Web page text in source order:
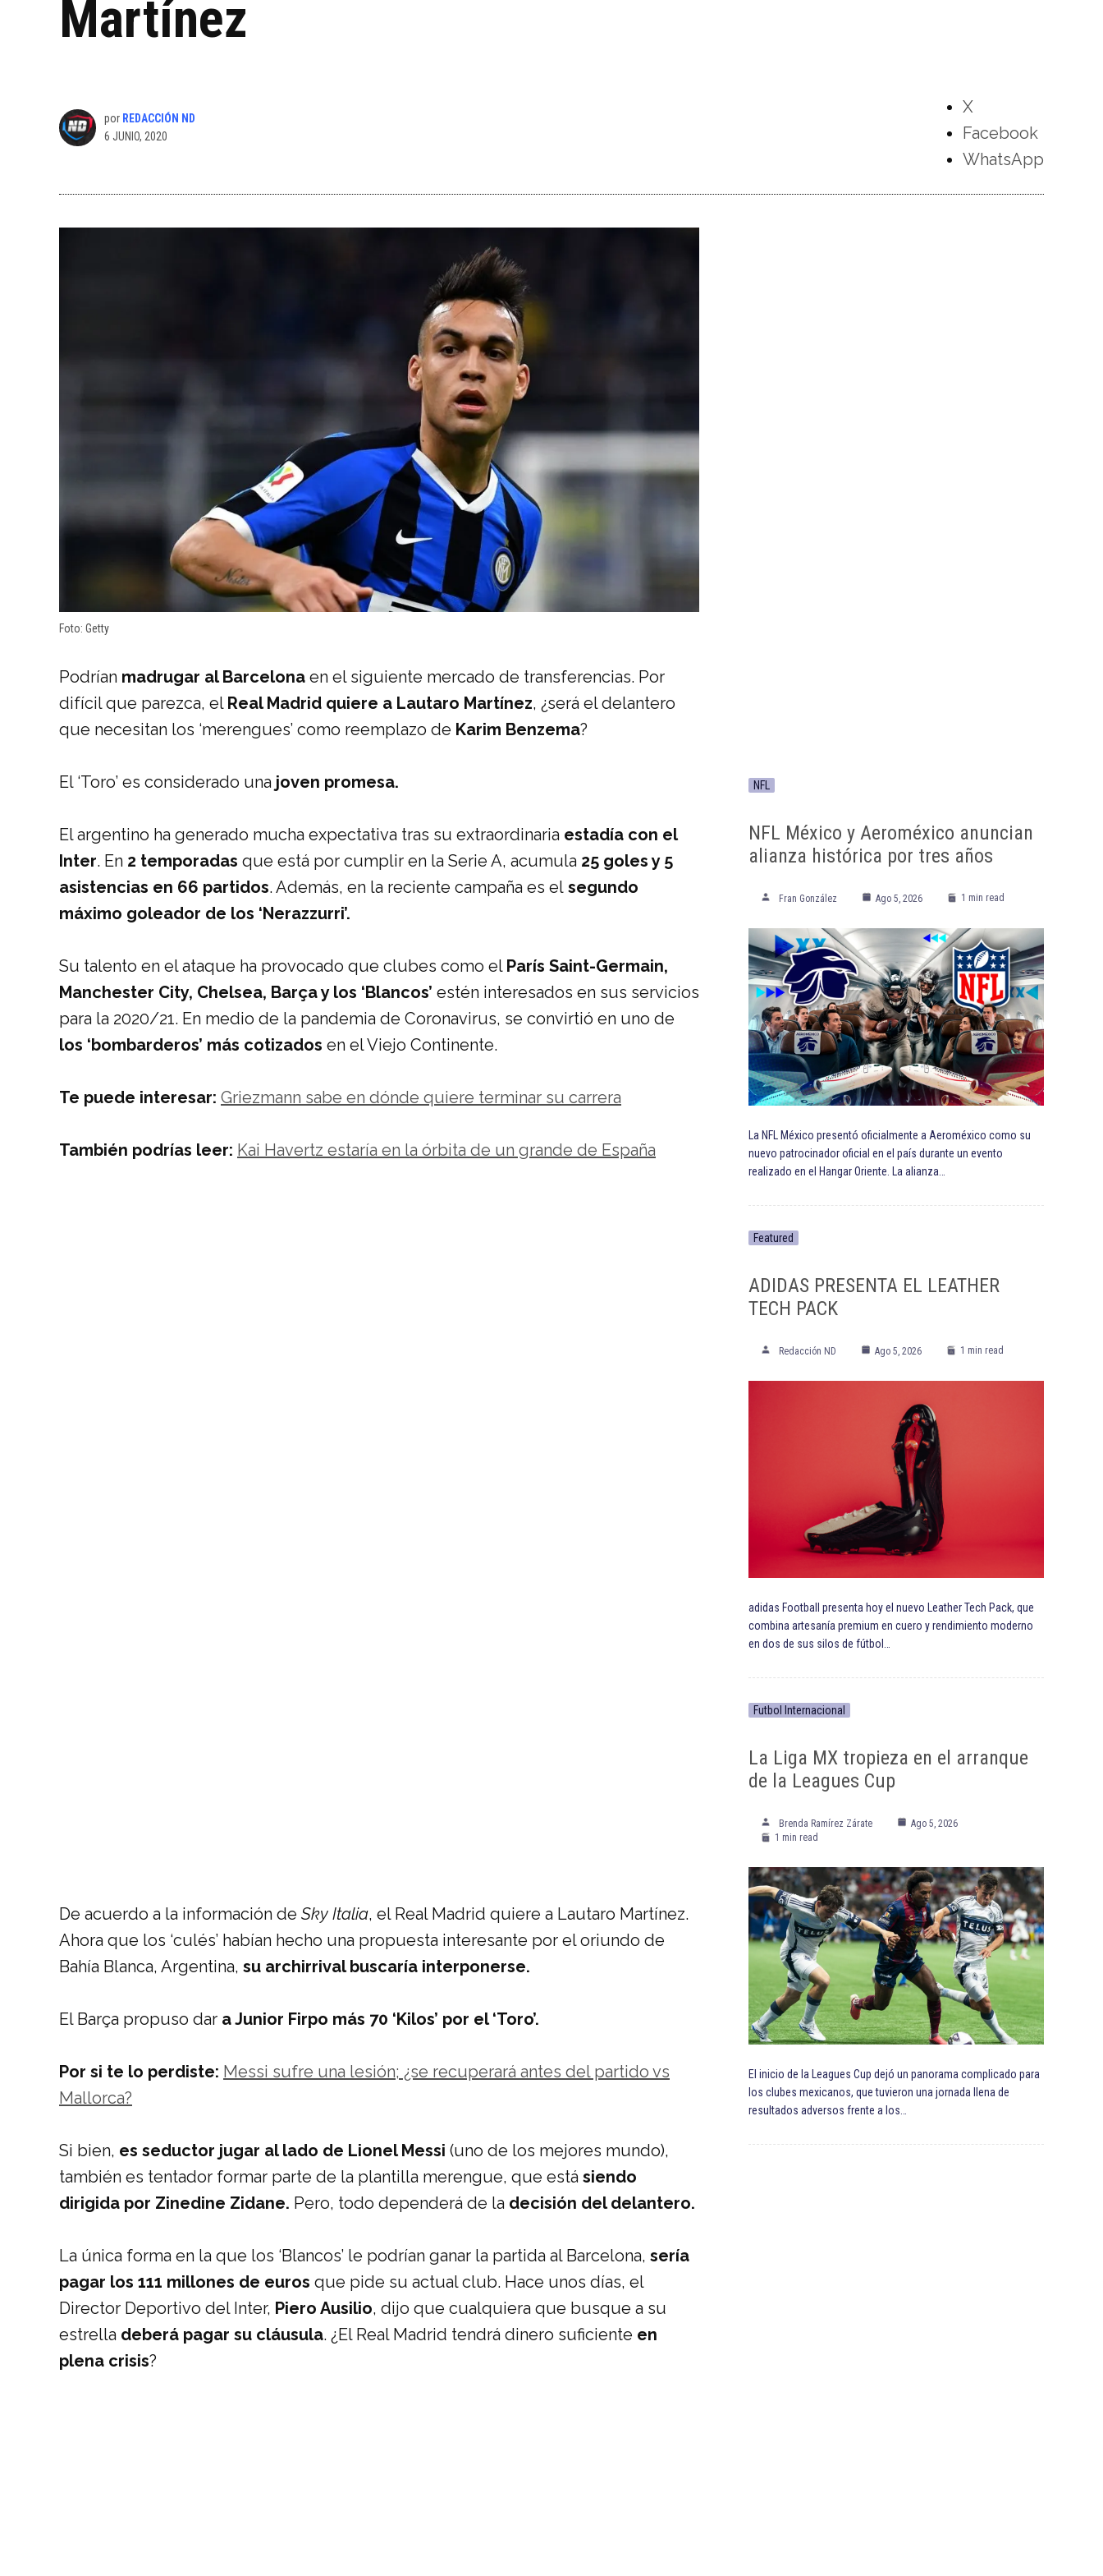
Martínez
por REDACCIÓN ND
6 JUNIO, 2020
X
Facebook
WhatsApp
Foto: Getty
Podrían madrugar al Barcelona en el siguiente mercado de transferencias. Por
difícil que parezca, el Real Madrid quiere a Lautaro Martínez, ¿será el delantero
que necesitan los ‘merengues’ como reemplazo de Karim Benzema?
El ‘Toro’ es considerado una joven promesa.
El argentino ha generado mucha expectativa tras su extraordinaria estadía con el
Inter. En 2 temporadas que está por cumplir en la Serie A, acumula 25 goles y 5
asistencias en 66 partidos. Además, en la reciente campaña es el segundo
máximo goleador de los ‘Nerazzurri’.
Su talento en el ataque ha provocado que clubes como el París Saint-Germain,
Manchester City, Chelsea, Barça y los ‘Blancos’ estén interesados en sus servicios
para la 2020/21. En medio de la pandemia de Coronavirus, se convirtió en uno de
los ‘bombarderos’ más cotizados en el Viejo Continente.
Te puede interesar: Griezmann sabe en dónde quiere terminar su carrera
También podrías leer: Kai Havertz estaría en la órbita de un grande de España
De acuerdo a la información de Sky Italia, el Real Madrid quiere a Lautaro Martínez.
Ahora que los ‘culés’ habían hecho una propuesta interesante por el oriundo de
Bahía Blanca, Argentina, su archirrival buscaría interponerse.
El Barça propuso dar a Junior Firpo más 70 ‘Kilos’ por el ‘Toro’.
Por si te lo perdiste: Messi sufre una lesión; ¿se recuperará antes del partido vs
Mallorca?
Si bien, es seductor jugar al lado de Lionel Messi (uno de los mejores mundo),
también es tentador formar parte de la plantilla merengue, que está siendo
dirigida por Zinedine Zidane. Pero, todo dependerá de la decisión del delantero.
La única forma en la que los ‘Blancos’ le podrían ganar la partida al Barcelona, sería
pagar los 111 millones de euros que pide su actual club. Hace unos días, el
Director Deportivo del Inter, Piero Ausilio, dijo que cualquiera que busque a su
estrella deberá pagar su cláusula. ¿El Real Madrid tendrá dinero suficiente en
plena crisis?
NFL
NFL México y Aeroméxico anuncian
alianza histórica por tres años
Fran González Ago 5, 2026 1 min read
La NFL México presentó oficialmente a Aeroméxico como su
nuevo patrocinador oficial en el país durante un evento
realizado en el Hangar Oriente. La alianza…
Featured
ADIDAS PRESENTA EL LEATHER
TECH PACK
Redacción ND Ago 5, 2026 1 min read
adidas Football presenta hoy el nuevo Leather Tech Pack, que
combina artesanía premium en cuero y rendimiento moderno
en dos de sus silos de fútbol…
Futbol Internacional
La Liga MX tropieza en el arranque
de la Leagues Cup
Brenda Ramírez Zárate
Ago 5, 2026
1 min read
El inicio de la Leagues Cup dejó un panorama complicado para
los clubes mexicanos, que tuvieron una jornada llena de
resultados adversos frente a los…